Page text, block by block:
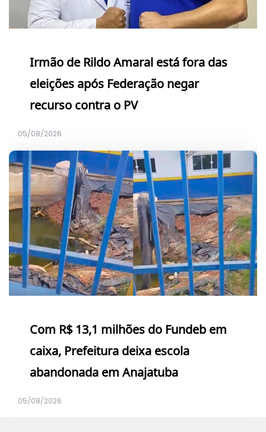
Irmão de Rildo Amaral está fora das
eleições após Federação negar
recurso contra o PV
05/08/2026
Com R$ 13,1 milhões do Fundeb em
caixa, Prefeitura deixa escola
abandonada em Anajatuba
05/08/2026